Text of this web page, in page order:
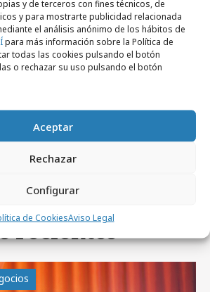
y de terceros con fines técnicos, de
y para mostrarte publicidad relacionada
el análisis anónimo de los hábitos de
para más información sobre la Política de
todas las cookies pulsando el botón
o rechazar su uso pulsando el botón
Aceptar
Rechazar
Configurar
de CookiesAviso Legal
tecnologías aplicadas a
recientes